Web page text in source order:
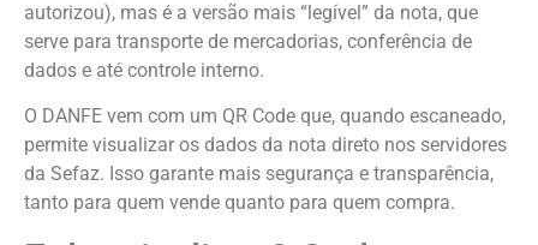
autorizou), mas é a versão mais “legível” da nota, que
serve para transporte de mercadorias, conferência de
dados e até controle interno.
O DANFE vem com um QR Code que, quando escaneado,
permite visualizar os dados da nota direto nos servidores
da Sefaz. Isso garante mais segurança e transparência,
tanto para quem vende quanto para quem compra.